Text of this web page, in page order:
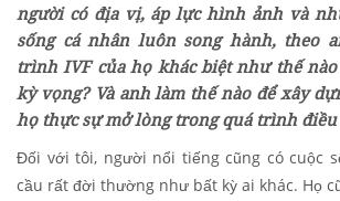
người có địa vị, áp lực hình ảnh và
sống cá nhân luôn song hành, theo
trình IVF của họ khác biệt như thế
kỳ vọng? Và anh làm thế nào để xây
họ thực sự mở lòng trong quá trình
Đối với tôi, người nổi tiếng cũng có cuộc
cầu rất đời thường như bất kỳ ai khác. Họ